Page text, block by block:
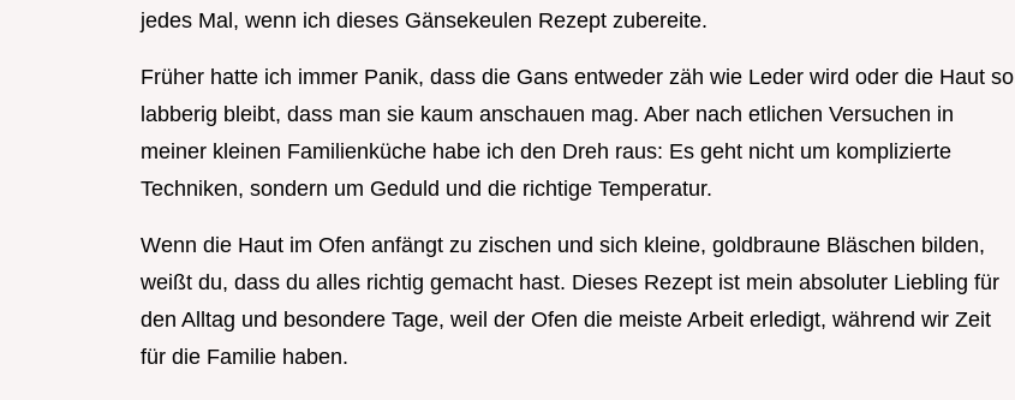
jedes Mal, wenn ich dieses Gänsekeulen Rezept zubereite.
Früher hatte ich immer Panik, dass die Gans entweder zäh wie Leder wird oder die Haut so
labberig bleibt, dass man sie kaum anschauen mag. Aber nach etlichen Versuchen in
meiner kleinen Familienküche habe ich den Dreh raus: Es geht nicht um komplizierte
Techniken, sondern um Geduld und die richtige Temperatur.
Wenn die Haut im Ofen anfängt zu zischen und sich kleine, goldbraune Bläschen bilden,
weißt du, dass du alles richtig gemacht hast. Dieses Rezept ist mein absoluter Liebling für
den Alltag und besondere Tage, weil der Ofen die meiste Arbeit erledigt, während wir Zeit
für die Familie haben.